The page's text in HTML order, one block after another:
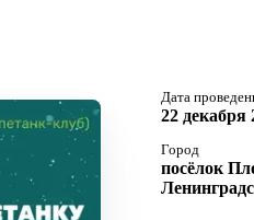
Дата
22 декабря
Город
посёлок